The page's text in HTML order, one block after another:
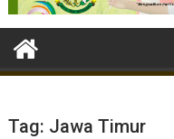
Tag: Jawa Timur